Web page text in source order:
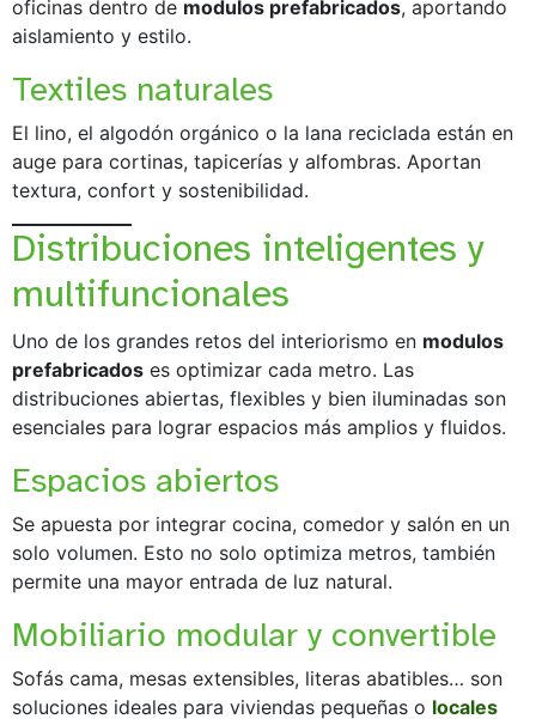
oficinas dentro de modulos prefabricados, aportando
aislamiento y estilo.
Textiles naturales
El lino, el algodón orgánico o la lana reciclada están en
auge para cortinas, tapicerías y alfombras. Aportan
textura, confort y sostenibilidad.
Distribuciones inteligentes y
multifuncionales
Uno de los grandes retos del interiorismo en modulos
prefabricados es optimizar cada metro. Las
distribuciones abiertas, flexibles y bien iluminadas son
esenciales para lograr espacios más amplios y fluidos.
Espacios abiertos
Se apuesta por integrar cocina, comedor y salón en un
solo volumen. Esto no solo optimiza metros, también
permite una mayor entrada de luz natural.
Mobiliario modular y convertible
Sofás cama, mesas extensibles, literas abatibles… son
soluciones ideales para viviendas pequeñas o locales